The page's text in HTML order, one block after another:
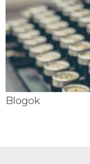
Blogok